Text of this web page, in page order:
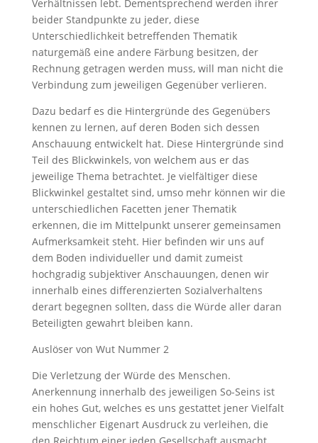
Verhältnissen lebt. Dementsprechend werden ihrer
beider Standpunkte zu jeder, diese
Unterschiedlichkeit betreffenden Thematik
naturgemäß eine andere Färbung besitzen, der
Rechnung getragen werden muss, will man nicht die
Verbindung zum jeweiligen Gegenüber verlieren.
Dazu bedarf es die Hintergründe des Gegenübers
kennen zu lernen, auf deren Boden sich dessen
Anschauung entwickelt hat. Diese Hintergründe sind
Teil des Blickwinkels, von welchem aus er das
jeweilige Thema betrachtet. Je vielfältiger diese
Blickwinkel gestaltet sind, umso mehr können wir die
unterschiedlichen Facetten jener Thematik
erkennen, die im Mittelpunkt unserer gemeinsamen
Aufmerksamkeit steht. Hier befinden wir uns auf
dem Boden individueller und damit zumeist
hochgradig subjektiver Anschauungen, denen wir
innerhalb eines differenzierten Sozialverhaltens
derart begegnen sollten, dass die Würde aller daran
Beteiligten gewahrt bleiben kann.
Auslöser von Wut Nummer 2
Die Verletzung der Würde des Menschen.
Anerkennung innerhalb des jeweiligen So-Seins ist
ein hohes Gut, welches es uns gestattet jener Vielfalt
menschlicher Eigenart Ausdruck zu verleihen, die